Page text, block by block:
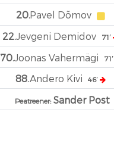
20.Pavel Dõmov
22.Jevgeni Demidov 71′
70.Joonas Vahermägi 71′
88.Andero Kivi 46′
Peatreener:Sander Post